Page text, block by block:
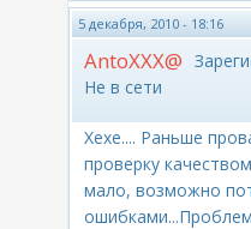
5 декабря, 2010 - 18:16
AntoXXX@
Не в сети
Хехе.... Раньше
проверку
мало, возможно